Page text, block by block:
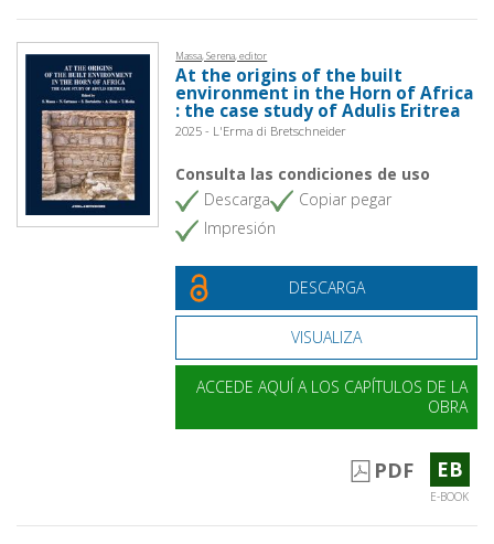
Massa, Serena, editor
At the origins of the built
environment in the Horn of Africa
: the case study of Adulis Eritrea
2025 - L'Erma di Bretschneider
Consulta las condiciones de uso
Descarga
Copiar pegar
Impresión
DESCARGA
VISUALIZA
ACCEDE AQUÍ A LOS CAPÍTULOS DE LA
OBRA
PDF EB
E-BOOK